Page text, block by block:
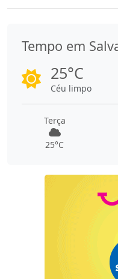
Tempo em
25°C
Céu limpo
Terça
25°C